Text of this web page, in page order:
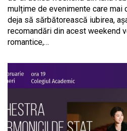
mulțime de evenimente care mai
deja să sărbătorească iubirea,
recomandări din acest weekend
romantice,…